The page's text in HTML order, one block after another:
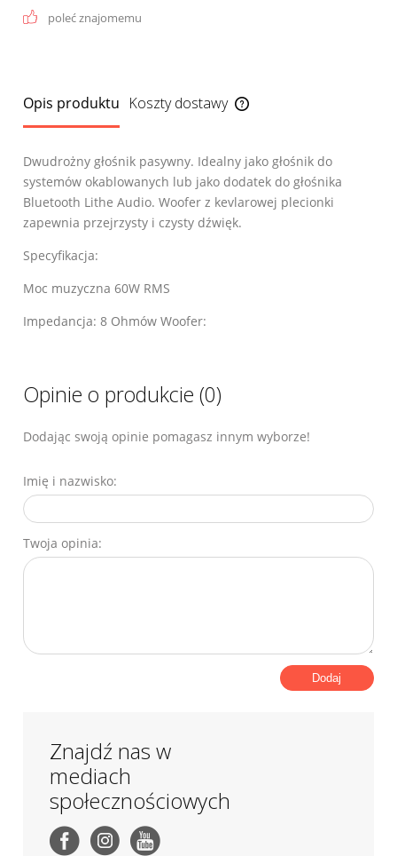
poleć znajomemu
Opinie o produkcie (0)
Dodając swoją opinie pomagasz innym wyborze!
Imię i nazwisko:
Twoja opinia:
Dodaj
Opis produktu Koszty dostawy
Cena nie zawiera ewentualnych kosztów
Dwudrożny głośnik pasywny. Idealny jako głośnik do
systemów okablowanych lub jako dodatek do głośnika
Bluetooth Lithe Audio. Woofer z kevlarowej plecionki
zapewnia przejrzysty i czysty dźwięk.
Specyfikacja:
Moc muzyczna 60W RMS
Impedancja: 8 Ohmów Woofer:
Znajdź nas w
mediach
społecznościowych